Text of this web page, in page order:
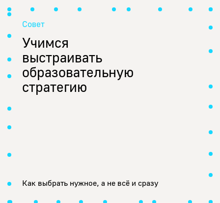
Совет
Учимся
выстраивать
образовательную
стратегию
Как выбрать нужное, а не всё и сразу